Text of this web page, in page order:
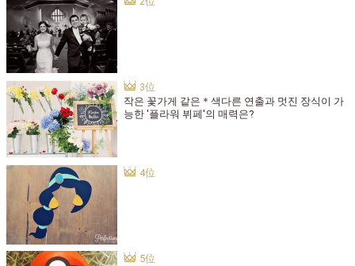
작은 꽃가게 같은＊색다른 연출과 멋진 장식이 가
능한 '플라워 뷔페'의 매력은?